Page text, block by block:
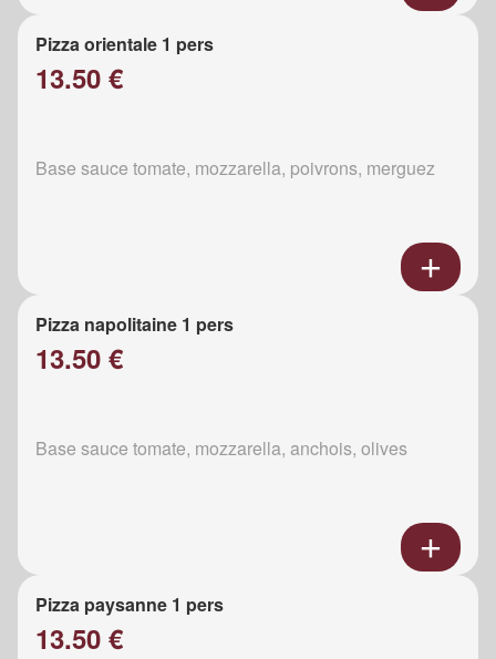
Pizza orientale 1 pers
13.50 €
Base sauce tomate, mozzarella, poivrons, merguez
Pizza napolitaine 1 pers
13.50 €
Base sauce tomate, mozzarella, anchois, olives
Pizza paysanne 1 pers
13.50 €